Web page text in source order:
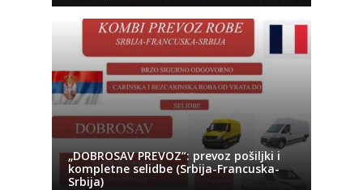
„DOBROSAV PREVOZ“: prevoz pošiljki i
kompletne selidbe (Srbija-Francuska-
Srbija)